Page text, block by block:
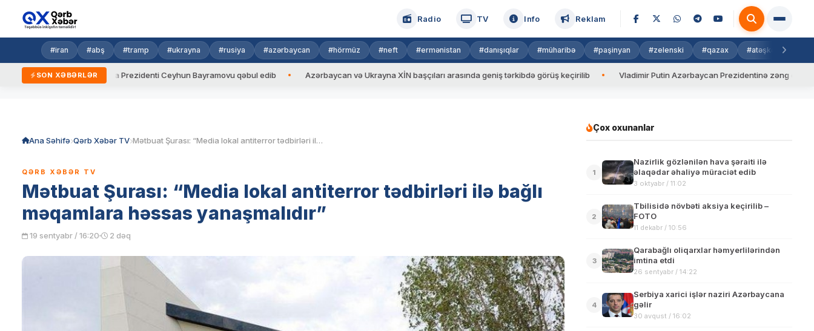
Radio TV Info Reklam
#iran #abş #tramp #ukrayna #rusiya #azərbaycan #hörmüz #neft #ermənistan #danışıqlar #müharibə #paşinyan #zelenski #qazax #atəşkəs
SON XƏBƏRLƏR
Ukrayna Prezidenti Ceyhun Bayramovu qəbul edib Azərbaycan və Ukrayna XİN başçıları arasında geniş tərkibdə görüş keçirilib Vladimir Putin Azərbaycan Prezidentinə zəng edib
Ana Səhifə Qərb Xəbər TV Mətbuat Şurası: “Media lokal antiterror tədbirləri ilə bağlı məqamlara həssas yanaşmalıdır”
QƏRB XƏBƏR TV
Mətbuat Şurası: “Media lokal antiterror tədbirləri ilə bağlı
məqamlara həssas yanaşmalıdır”
19 sentyabr / 16:20 2 dəq
Çox oxunanlar
1
Nazirlik gözlənilən hava şəraiti ilə
əlaqədar əhaliyə müraciət edib
3 oktyabr / 11:02
2
Tbilisidə növbəti aksiya keçirilib –
FOTO
11 dekabr / 10:56
3
Qarabağlı oliqarxlar həmyerlilərindən
imtina etdi
26 sentyabr / 14:22
4
Serbiya xarici işlər naziri Azərbaycana
gəlir
30 avqust / 16:02